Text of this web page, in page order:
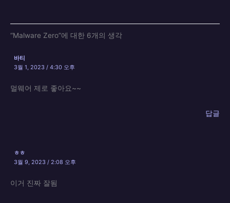
“Malware Zero”에 대한 6개의 생각
바티
3월 1, 2023 / 4:30 오후
멀웨어 제로 좋아요~~
답글
ㅎㅎ
3월 9, 2023 / 2:08 오후
이거 진짜 잘됨